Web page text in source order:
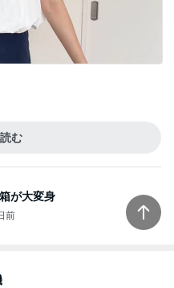
む
が大変身
前